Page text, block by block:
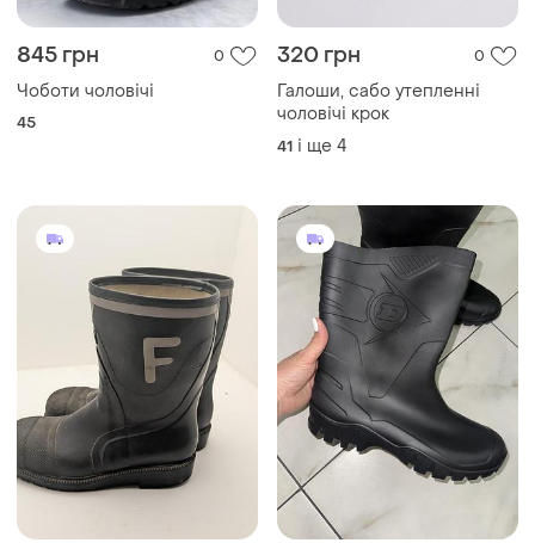
845 грн 0
Чоботи чоловічі
45
320 грн 0
Галоши, сабо утепленні
чоловічі крок
41 і ще 4